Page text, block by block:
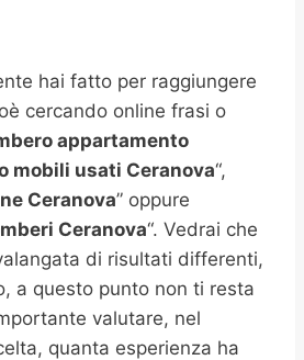
hai fatto per raggiungere
cercando online frasi o
appartamento
mobili usati Ceranova“,
Ceranova” oppure
Ceranova“. Vedrai che
di risultati differenti,
a questo punto non ti resta
valutare, nel
quanta esperienza ha